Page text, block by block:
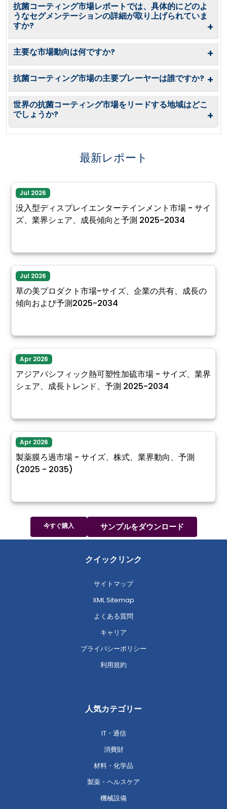
抗菌コーティング市場レポートでは、具体的にどのよ
うなセグメンテーションの詳細が取り上げられていま
すか?
+
主要な市場動向は何ですか? +
抗菌コーティング市場の主要プレーヤーは誰ですか? +
世界の抗菌コーティング市場をリードする地域はどこ
でしょうか?
+
最新レポート
Jul 2026
没入型ディスプレイエンターテインメント市場 - サイ
ズ、業界シェア、成長傾向と予測 2025-2034
Jul 2026
草の美プロダクト市場-サイズ、企業の共有、成長の
傾向および予測2025-2034
Apr 2026
アジアパシフィック熱可塑性加硫市場 - サイズ、業界
シェア、成長トレンド、予測 2025-2034
Apr 2026
製薬膜ろ過市場 - サイズ、株式、業界動向、予測
(2025 - 2035)
今すぐ購入 サンプルをダウンロード
クイックリンク
サイトマップ
XML Sitemap
よくある質問
キャリア
プライバシーポリシー
利用規約
人気カテゴリー
IT・通信
消費財
材料・化学品
製薬・ヘルスケア
機械設備